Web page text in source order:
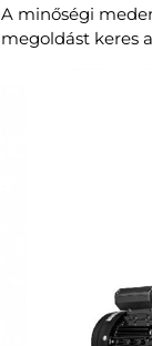
A minőségi
megoldást keres